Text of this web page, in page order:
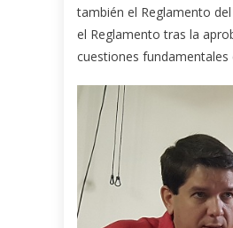
también el Reglamento
el Reglamento tras la
cuestiones fundamentales